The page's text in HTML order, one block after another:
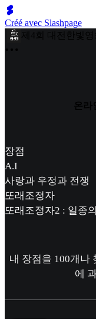
Créé avec Slashpage
제4회 대전한빛영
온라
장점
A.I
사랑과 우정과 전쟁
또래조정자
또래조정자2 : 일종
내 장점을 100개나
에